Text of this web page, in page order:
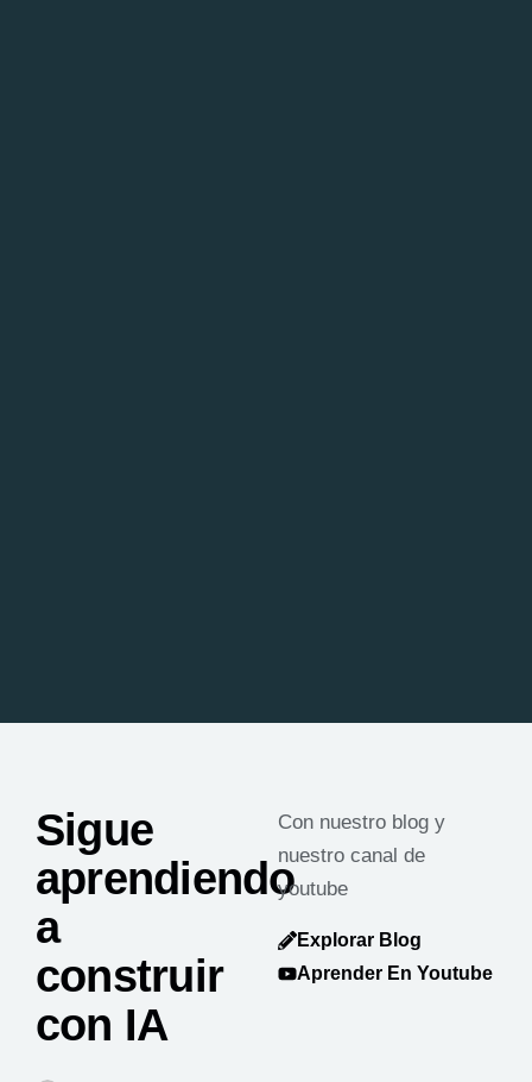
Sigue
aprendiendo
a
construir
con IA
Con nuestro blog y
nuestro canal de
youtube
Explorar Blog
Aprender En Youtube